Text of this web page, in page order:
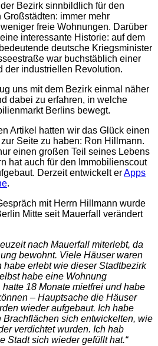
Bezirk sinnbildlich für den
Großstädten: immer mehr
freie Wohnungen. Darüber
interessante Historie: auf dem
deutsche Kriegsminister
war buchstäblich einer
der industriellen Revolution.
uns mit dem Bezirk einmal näher
dabei zu erfahren, in welche
Berlins bewegt.
Artikel hatten wir das Glück einen
zur Seite zu haben: Ron Hillmann.
einen großen Teil seines Lebens
hat auch für den Immobilienscout
Derzeit entwickelt erApps
.
mit Herrn Hillmann wurde
Mitte seit Mauerfall verändert
nach Mauerfall miterlebt, da
bewohnt. Viele Häuser waren
erlebt wie dieser Stadtbezirk
habe eine Wohnung
18 Monate mietfrei und habe
– Hauptsache die Häuser
wieder aufgebaut. Ich habe
sich entwickelten, wie
verdichtet wurden. Ich hab
Stadt sich wieder gefüllt hat.“